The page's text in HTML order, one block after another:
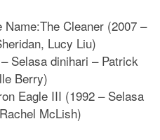
Name:The Cleaner (2007 –
Lucy Liu)
Selasa dinihari – Patrick
Berry)
Eagle III (1992 – Selasa
McLish)